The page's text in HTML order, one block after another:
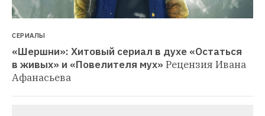
СЕРИАЛЫ
«Шершни»: Хитовый сериал в духе «Остаться
в живых» и «Повелителя мух» Рецензия Ивана
Афанасьева